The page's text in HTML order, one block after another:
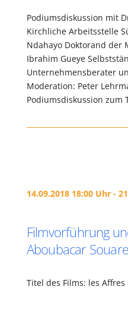
Podiumsdiskussion mit
Kirchliche Arbeitsstelle
Ndahayo Doktorand der
Ibrahim Gueye
Unternehmensberater
Moderation: Peter
Podiumsdiskussion zum
14.09.2018 18:00 Uhr -
Filmvorführung
Aboubacar Souare
Titel des Films: les